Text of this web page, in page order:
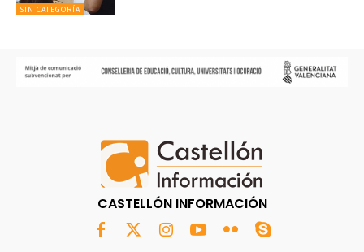
SIN CATEGORÍA
CASTELLÓN INFORMACIÓN